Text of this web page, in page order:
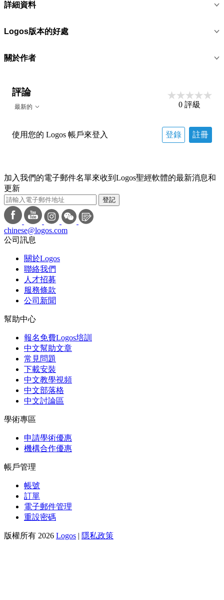
詳細資料
Logos版本的好處
關於作者
評論
最新的 0 評級
使用您的 Logos 帳戶來登入 登錄 註冊
加入我們的電子郵件名單來收到Logos聖經軟體的最新消息和
更新
登記
chinese@logos.com
公司訊息
關於Logos
聯絡我們
人才招募
服務條款
公司新聞
幫助中心
報名免費Logos培訓
中文幫助文章
常見問題
下載安裝
中文教學視頻
中文部落格
中文討論區
學術專區
申請學術優惠
機構合作優惠
帳戶管理
帳號
訂單
電子郵件管理
重設密碼
版權所有 2026 Logos | 隱私政策